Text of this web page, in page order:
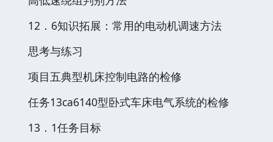
12．6知识拓展：常用的电动机调速方法
思考与练习
项目五典型机床控制电路的检修
任务13ca6140型卧式车床电气系统的检修
13．1任务目标